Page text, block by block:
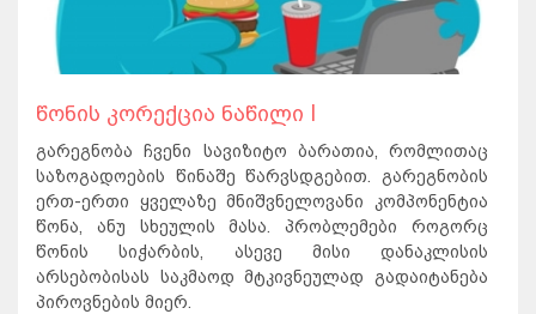
წონის კორექცია ნაწილი I
გარეგნობა ჩვენი სავიზიტო ბარათია, რომლითაც
საზოგადოების წინაშე წარვსდგებით. გარეგნობის
ერთ-ერთი ყველაზე მნიშვნელოვანი კომპონენტია
წონა, ანუ სხეულის მასა. პრობლემები როგორც
წონის სიჭარბის, ასევე მისი დანაკლისის
არსებობისას საკმაოდ მტკივნეულად გადაიტანება
პიროვნების მიერ.